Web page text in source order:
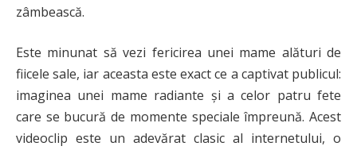
zâmbească.
Este minunat să vezi fericirea unei mame alături de
fiicele sale, iar aceasta este exact ce a captivat publicul:
imaginea unei mame radiante și a celor patru fete
care se bucură de momente speciale împreună. Acest
videoclip este un adevărat clasic al internetului, o